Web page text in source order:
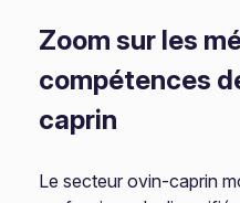
Zoom sur les
compétences
caprin
Le secteur ovin-caprin